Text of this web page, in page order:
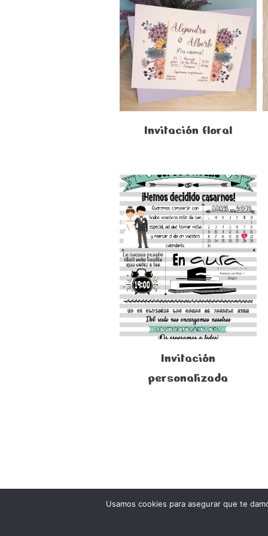
Invitación floral
Invitación
personalizada
Usamos cookies para asegurar que te